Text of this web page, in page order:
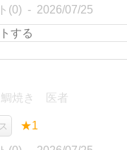
(0) 2026/07/25
鯛焼き 医者
★1